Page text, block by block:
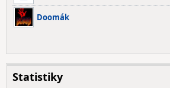
Doomák
Statistiky